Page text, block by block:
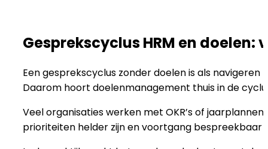
Gesprekscyclus HRM en
Een gesprekscyclus zonder doelen is als
Daarom hoort doelenmanagement thuis in de
Veel organisaties werken met OKR’s of
prioriteiten helder zijn en voortgang bespreekbaar